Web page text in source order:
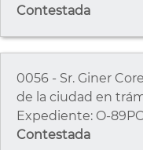
Contestada
0056 - Sr. Giner
de la ciudad en
Expediente: O-
Contestada